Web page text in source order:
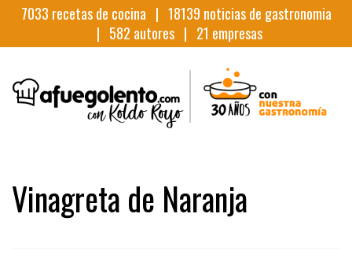
7033 recetas de cocina | 18139 noticias de gastronomia
| 582 autores | 21 empresas
Vinagreta de Naranja